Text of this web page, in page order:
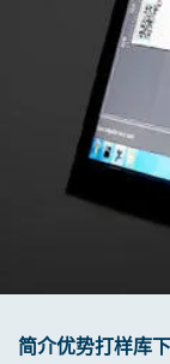
简介优势打样库